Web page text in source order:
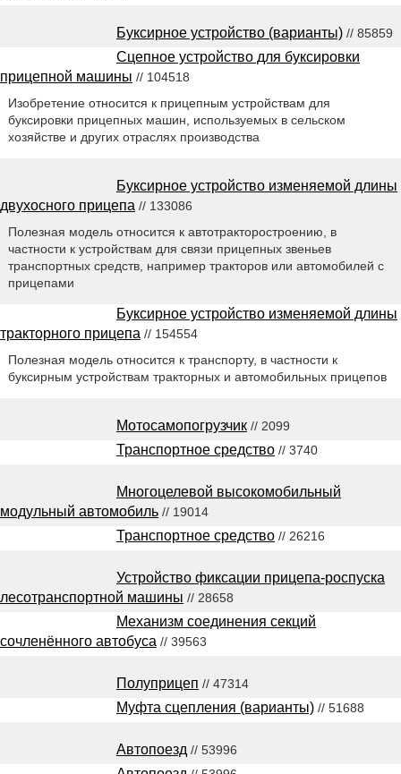
Буксирное устройство (варианты) // 85859
Сцепное устройство для буксировки
прицепной машины // 104518
Изобретение относится к прицепным устройствам для
буксировки прицепных машин, используемых в сельском
хозяйстве и других отраслях производства
Буксирное устройство изменяемой длины
двухосного прицепа // 133086
Полезная модель относится к автотракторостроению, в
частности к устройствам для связи прицепных звеньев
транспортных средств, например тракторов или автомобилей с
прицепами
Буксирное устройство изменяемой длины
тракторного прицепа // 154554
Полезная модель относится к транспорту, в частности к
буксирным устройствам тракторных и автомобильных прицепов
Мотосамопогрузчик // 2099
Транспортное средство // 3740
Многоцелевой высокомобильный
модульный автомобиль // 19014
Транспортное средство // 26216
Устройство фиксации прицепа-роспуска
лесотранспортной машины // 28658
Механизм соединения секций
сочленённого автобуса // 39563
Полуприцеп // 47314
Муфта сцепления (варианты) // 51688
Автопоезд // 53996